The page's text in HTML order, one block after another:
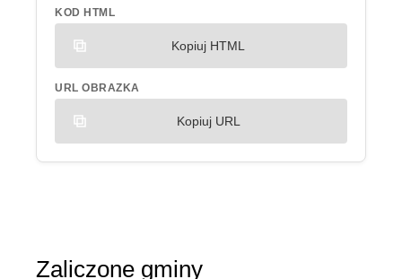
KOD HTML
Kopiuj HTML
URL OBRAZKA
Kopiuj URL
Zaliczone gminy